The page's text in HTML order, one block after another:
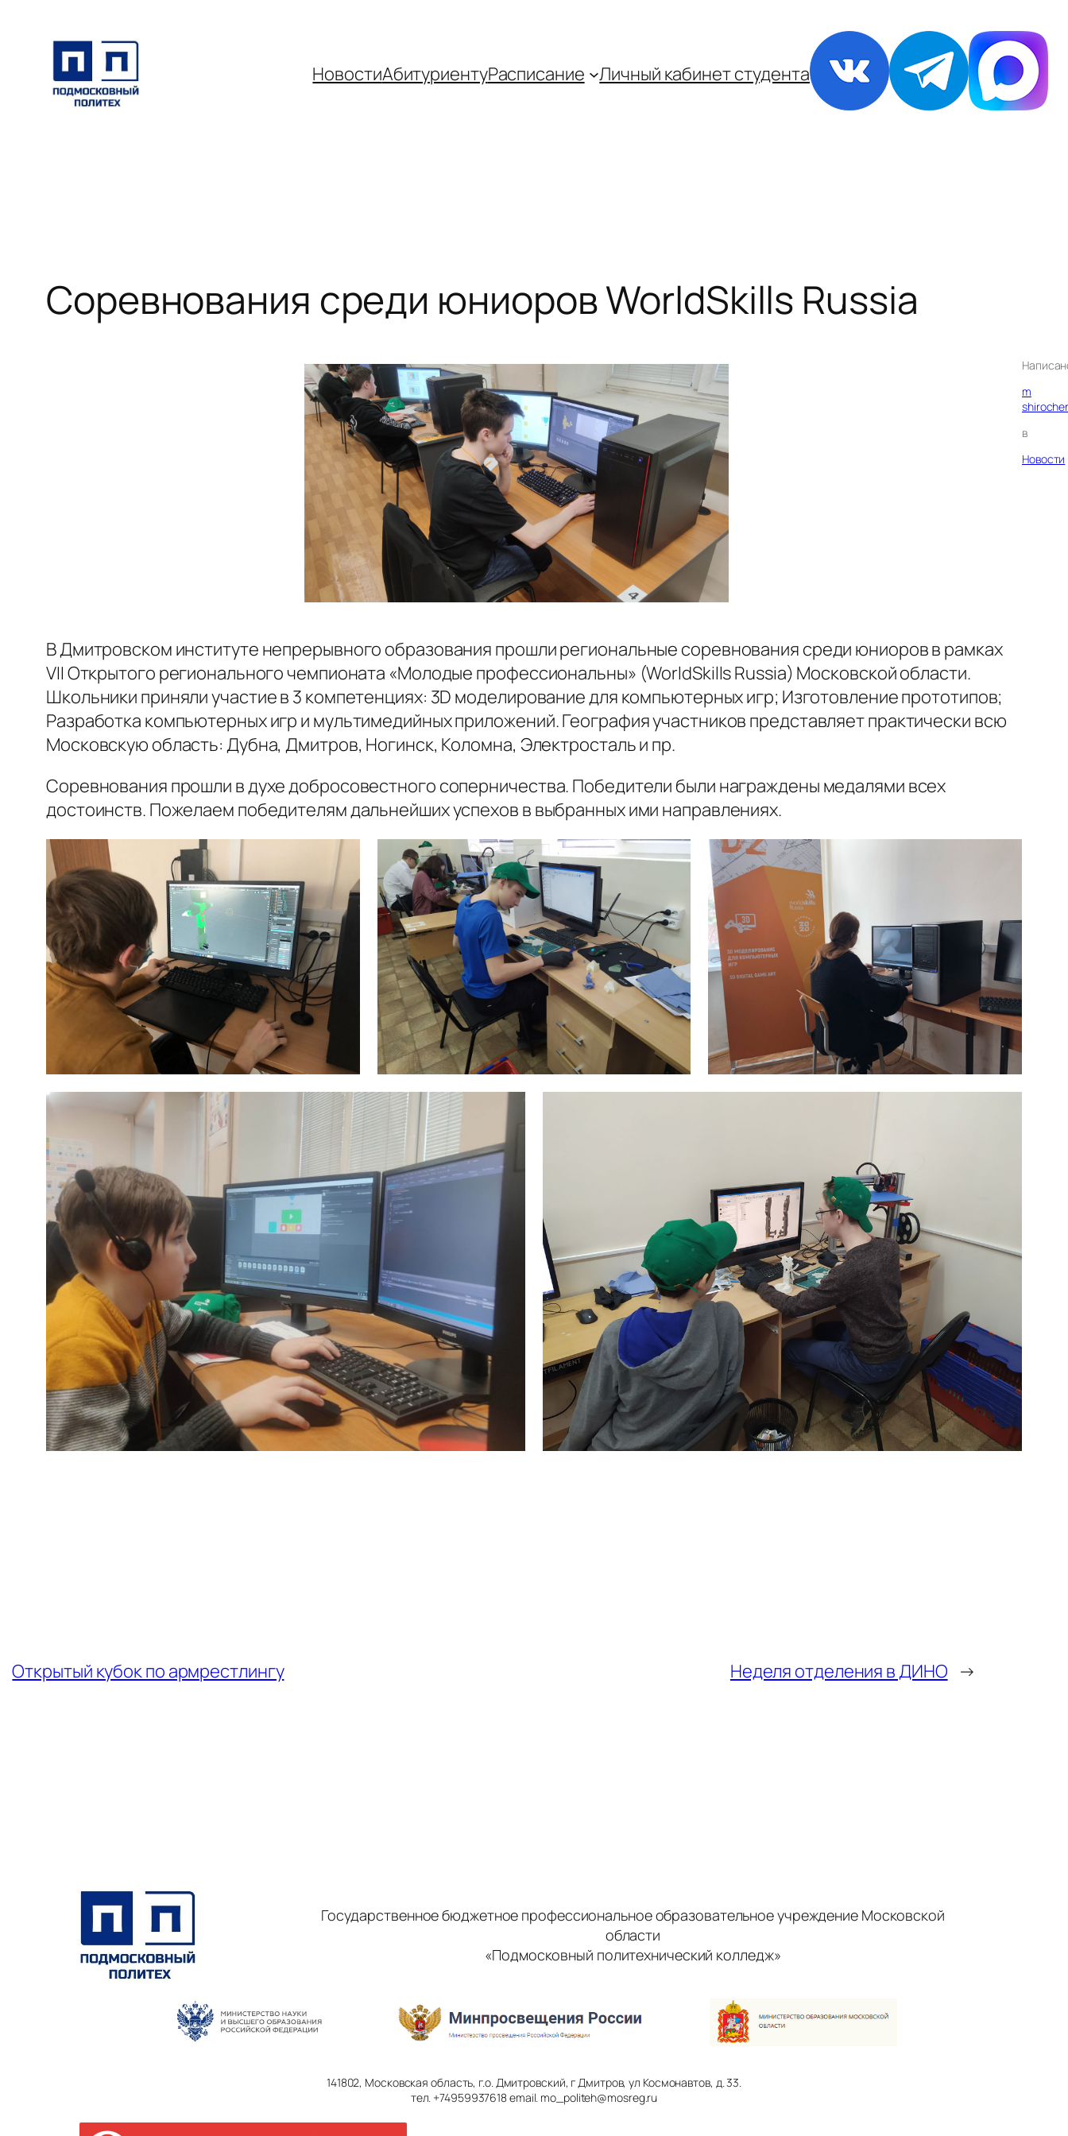
содержимому
НовостиАбитуриентуРаспиcание Личный кабинет студента
Соревнования среди юниоров WorldSkills Russia
m
в
Новости
В Дмитровском институте непрерывного образования прошли региональные соревнования среди юниоров в рамках
VII Открытого регионального чемпионата «Молодые профессиональны» (WorldSkills Russia) Московской области.
Школьники приняли участие в 3 компетенциях: 3D моделирование для компьютерных игр; Изготовление прототипов;
Разработка компьютерных игр и мультимедийных приложений. География участников представляет практически всю
Московскую область: Дубна, Дмитров, Ногинск, Коломна, Электросталь и пр.
Соревнования прошли в духе добросовестного соперничества. Победители были награждены медалями всех
достоинств. Пожелаем победителям дальнейших успехов в выбранных ими направлениях.
Открытый кубок по армрестлингу Неделя отделения в ДИНО →
Государственное бюджетное профессиональное образовательное учреждение Московской
области
«Подмосковный политехнический колледж»
141802, Московская область, г.о. Дмитровский, г Дмитров, ул Космонавтов, д. 33.
тел. +74959937618 email. mo_politeh@mosreg.ru